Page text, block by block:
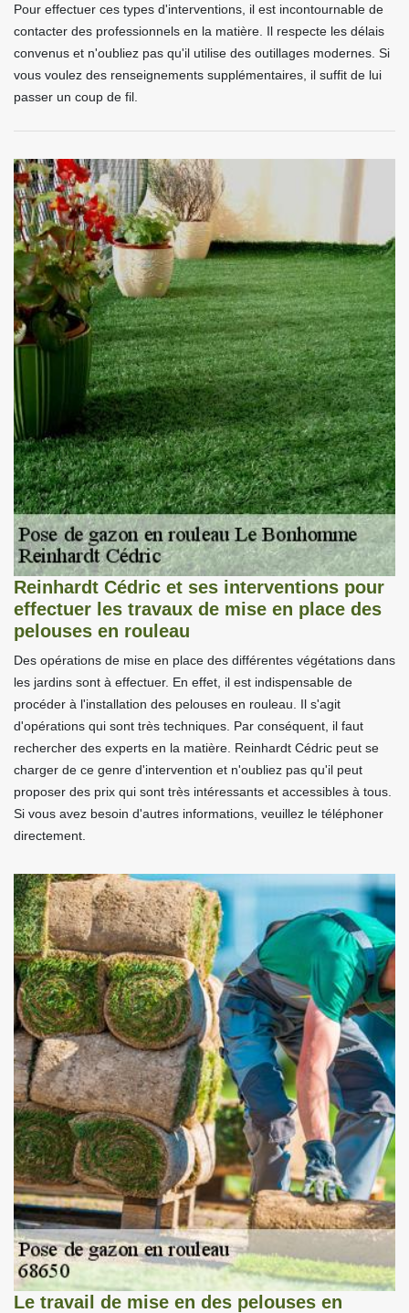
Pour effectuer ces types d'interventions, il est incontournable de
contacter des professionnels en la matière. Il respecte les délais
convenus et n'oubliez pas qu'il utilise des outillages modernes. Si
vous voulez des renseignements supplémentaires, il suffit de lui
passer un coup de fil.
Reinhardt Cédric et ses interventions pour
effectuer les travaux de mise en place des
pelouses en rouleau
Des opérations de mise en place des différentes végétations dans
les jardins sont à effectuer. En effet, il est indispensable de
procéder à l'installation des pelouses en rouleau. Il s'agit
d'opérations qui sont très techniques. Par conséquent, il faut
rechercher des experts en la matière. Reinhardt Cédric peut se
charger de ce genre d'intervention et n'oubliez pas qu'il peut
proposer des prix qui sont très intéressants et accessibles à tous.
Si vous avez besoin d'autres informations, veuillez le téléphoner
directement.
Le travail de mise en des pelouses en